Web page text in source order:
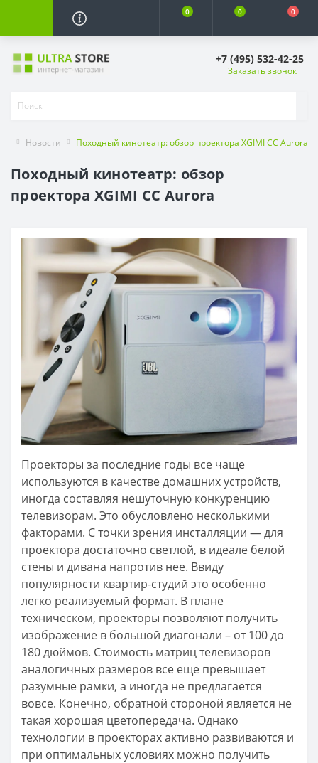
0 0 0
+7 (495) 532-42-25
Заказать звонок
Новости Походный кинотеатр: обзор проектора XGIMI CC Aurora
Походный кинотеатр: обзор
проектора XGIMI CC Aurora
Проекторы за последние годы все чаще
используются в качестве домашних устройств,
иногда составляя нешуточную конкуренцию
телевизорам. Это обусловлено несколькими
факторами. С точки зрения инсталляции — для
проектора достаточно светлой, в идеале белой
стены и дивана напротив нее. Ввиду
популярности квартир-студий это особенно
легко реализуемый формат. В плане
техническом, проекторы позволяют получить
изображение в большой диагонали – от 100 до
180 дюймов. Стоимость матриц телевизоров
аналогичных размеров все еще превышает
разумные рамки, а иногда не предлагается
вовсе. Конечно, обратной стороной является не
такая хорошая цветопередача. Однако
технологии в проекторах активно развиваются и
при оптимальных условиях можно получить